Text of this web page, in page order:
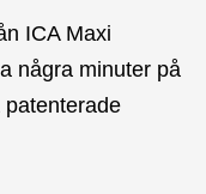
ICA Maxi
några minuter på